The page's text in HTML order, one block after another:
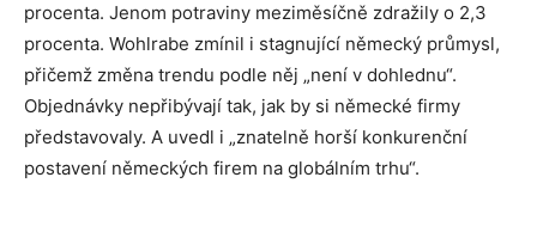
procenta. Jenom potraviny meziměsíčně zdražily o 2,3
procenta. Wohlrabe zmínil i stagnující německý průmysl,
přičemž změna trendu podle něj „není v dohlednu“.
Objednávky nepřibývají tak, jak by si německé firmy
představovaly. A uvedl i „znatelně horší konkurenční
postavení německých firem na globálním trhu“.